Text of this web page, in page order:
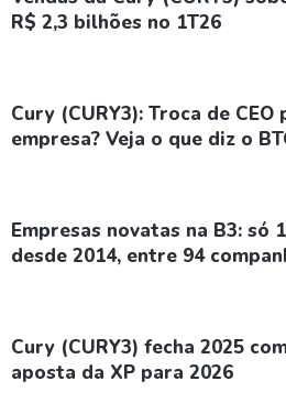
R$ 2,3 bilhões no 1T26
Cury (CURY3): Troca de
empresa? Veja o que diz o
Empresas novatas na B3: só
desde 2014, entre 94
Cury (CURY3) fecha 2025
aposta da XP para 2026